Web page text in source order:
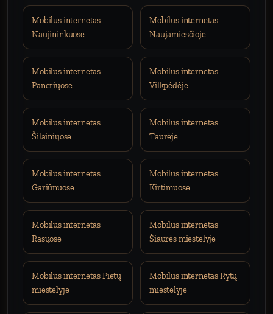
Mobilus internetas
Naujininkuose
Mobilus internetas
Naujamiesčioje
Mobilus internetas
Paneriųose
Mobilus internetas
Vilkpėdėje
Mobilus internetas
Šilainiųose
Mobilus internetas
Taurėje
Mobilus internetas
Gariūnuose
Mobilus internetas
Kirtimuose
Mobilus internetas
Rasųose
Mobilus internetas
Šiaurės miestelyje
Mobilus internetas Pietų
miestelyje
Mobilus internetas Rytų
miestelyje